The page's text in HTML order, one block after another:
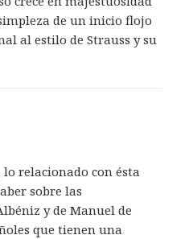
de un inicio flojo
al estilo de Strauss y su
relacionado con ésta
sobre las
y de Manuel de
que tienen una